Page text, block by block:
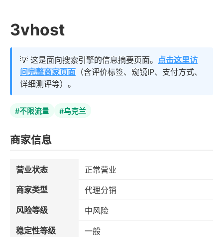
3vhost
💡 这是面向搜索引擎的信息摘要页面。 点击这里访
问完整商家页面 （含评价标签、窥镜IP、支付方式、
详细测评等）。
#不限流量 #乌克兰
商家信息
营业状态
正常营业
商家类型
代理分销
风险等级
中风险
稳定性等级
一般